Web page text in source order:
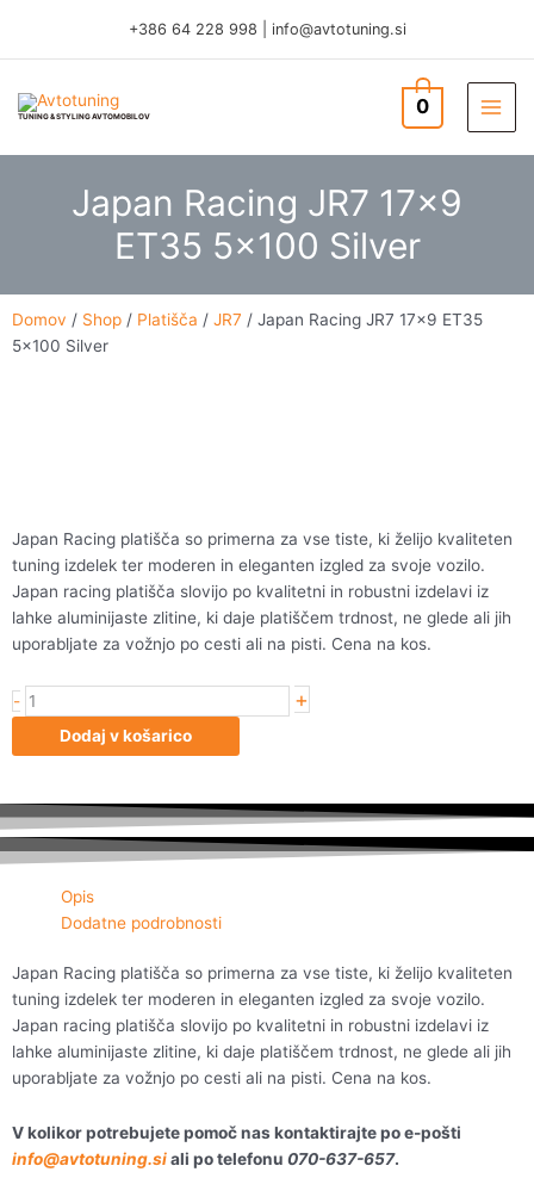
content
+386 64 228 998 info@avtotuning.si
TUNING & STYLING AVTOMOBILOV 0
Japan Racing JR7 17×9
ET35 5×100 Silver
Domov / Shop / Platišča / JR7 / Japan Racing JR7 17×9 ET35
5×100 Silver
Japan Racing platišča so primerna za vse tiste, ki želijo kvaliteten
tuning izdelek ter moderen in eleganten izgled za svoje vozilo.
Japan racing platišča slovijo po kvalitetni in robustni izdelavi iz
lahke aluminijaste zlitine, ki daje platiščem trdnost, ne glede ali jih
uporabljate za vožnjo po cesti ali na pisti. Cena na kos.
- Japan
Racing
ET35
5x100
Silver
+
Dodaj v košarico
Opis
Dodatne podrobnosti
Japan Racing platišča so primerna za vse tiste, ki želijo kvaliteten
tuning izdelek ter moderen in eleganten izgled za svoje vozilo.
Japan racing platišča slovijo po kvalitetni in robustni izdelavi iz
lahke aluminijaste zlitine, ki daje platiščem trdnost, ne glede ali jih
uporabljate za vožnjo po cesti ali na pisti. Cena na kos.
V kolikor potrebujete pomoč nas kontaktirajte po e-pošti
info@avtotuning.siali po telefonu 070-637-657.